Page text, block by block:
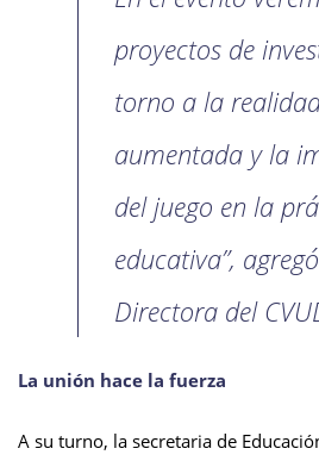
proyectos de
torno a la
aumentada y la
del juego en la
educativa”,
Directora del
La unión hace la fuerza
A su turno, la secretaria de